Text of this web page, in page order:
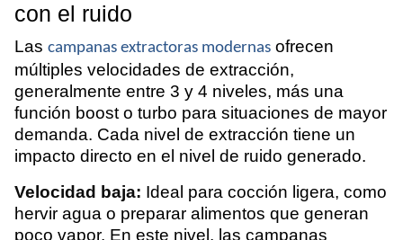
con el ruido
Las campanas extractoras modernas ofrecen
múltiples velocidades de extracción,
generalmente entre 3 y 4 niveles, más una
función boost o turbo para situaciones de mayor
demanda. Cada nivel de extracción tiene un
impacto directo en el nivel de ruido generado.
Velocidad baja: Ideal para cocción ligera, como
hervir agua o preparar alimentos que generan
poco vapor. En este nivel, las campanas